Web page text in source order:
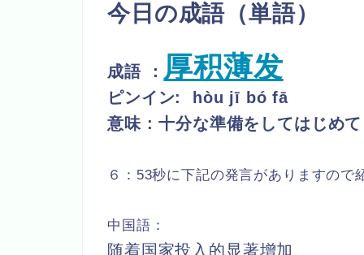
今日の成語（単語）
成語 ： 厚积薄发
ピンイン:
hòu jī bó fā
意味 : 十分な準備をしてはじめ
６：53秒に下記の発言がありますので
中国語：
随着国家投入的显著增加